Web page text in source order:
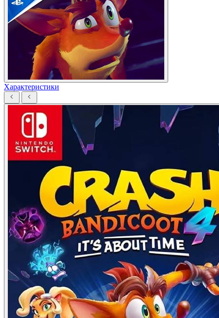
Характеристики